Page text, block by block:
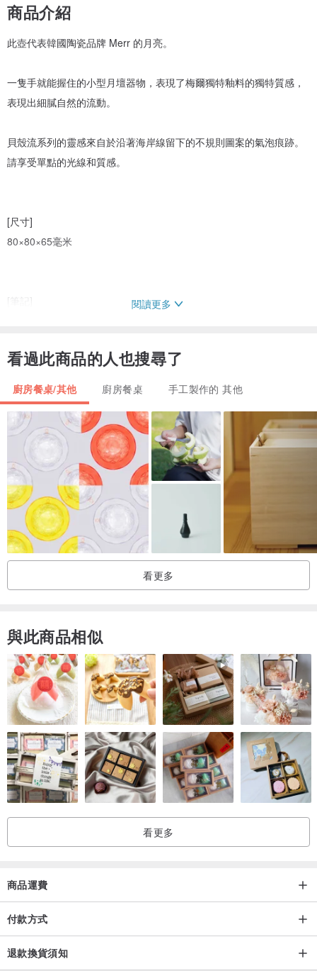
商品介紹
此壺代表韓國陶瓷品牌 Merr 的月亮。
一隻手就能握住的小型月壇器物，表現了梅爾獨特釉料的獨特質感，
表現出細膩自然的流動。
貝殼流系列的靈感來自於沿著海岸線留下的不規則圖案的氣泡痕跡。
請享受單點的光線和質感。
[尺寸]
80×80×65毫米
[筆記]
* 顏色鮮豔的陶瓷長期接觸有色液體，表面可能會著色。使用後請盡
快清洗。
*請勿使用烤箱或直火，否則可能會導致產品破裂。
*所有Merrceramic產品均為手工製作。手工藝品陶瓷的自然特性導致
個別略有差異。此外，產品中可能會看到氣泡、顏色不均勻、細小白
色顆粒、黑點、鉗子痕跡。請理解。沒有缺陷。
閱讀更多
看過此商品的人也搜尋了
廚房餐桌/其他 廚房餐桌 手工製作的 其他
看更多
與此商品相似
看更多
商品運費
付款方式
退款換貨須知